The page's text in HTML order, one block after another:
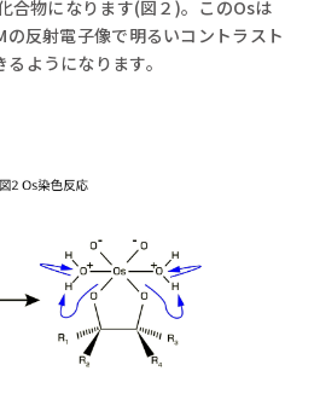
合物になります(図２)。このOsは
の反射電子像で明るいコントラスト
ようになります。